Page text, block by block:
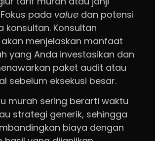
pada value dan potensi
konsultan. Konsultan
menjelaskan manfaat
yang Anda investasikan dan
paket audit atau
sebelum eksekusi besar.
murah sering berarti waktu
strategi generik, sehingga
biaya dengan